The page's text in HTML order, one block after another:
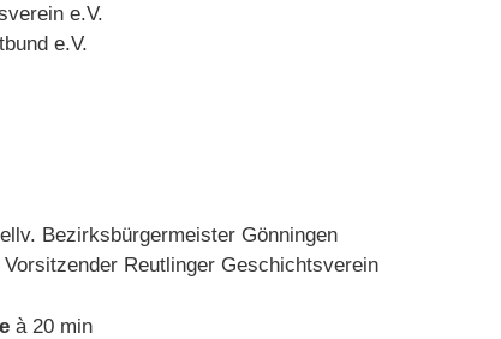
e.V.
e.V.
Bezirksbürgermeister Gönningen
Reutlinger Geschichtsverein
à 20 min